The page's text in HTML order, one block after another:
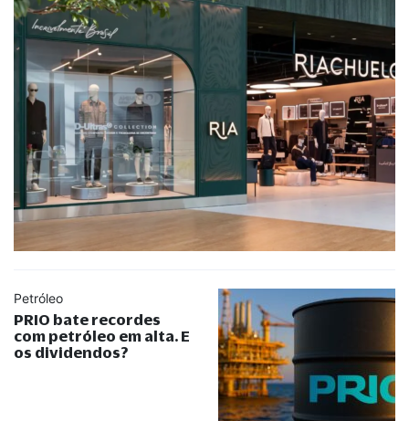
Petróleo
PRIO bate recordes
com petróleo em alta. E
os dividendos?